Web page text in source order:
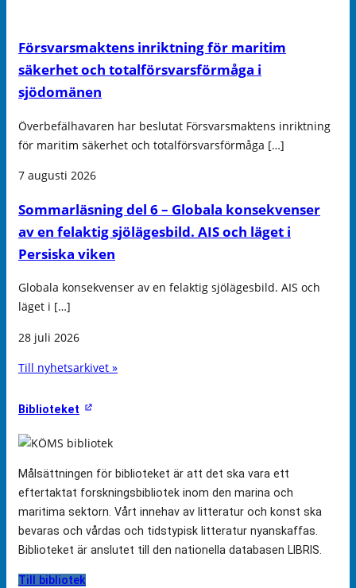
Försvarsmaktens inriktning för maritim
säkerhet och totalförsvarsförmåga i
sjödomänen
Överbefälhavaren har beslutat Försvarsmaktens inriktning
för maritim säkerhet och totalförsvarsförmåga […]
7 augusti 2026
Sommarläsning del 6 – Globala konsekvenser
av en felaktig sjölägesbild. AIS och läget i
Persiska viken
Globala konsekvenser av en felaktig sjölägesbild. AIS och
läget i […]
28 juli 2026
Till nyhetsarkivet »
Biblioteket
Målsättningen för biblioteket är att det ska vara ett
eftertaktat forskningsbibliotek inom den marina och
maritima sektorn. Vårt innehav av litteratur och konst ska
bevaras och vårdas och tidstypisk litteratur nyanskaffas.
Biblioteket är anslutet till den nationella databasen LIBRIS.
Till bibliotek